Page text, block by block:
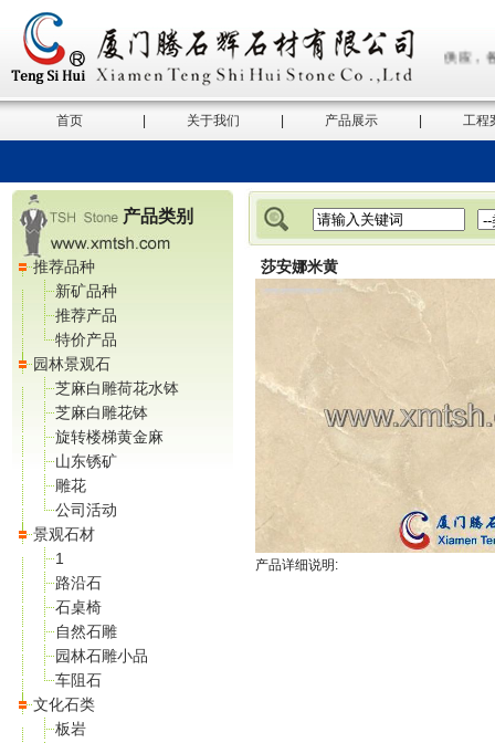
铺石，供应商，厦门石材加工厂，厦门大型工地石材供应商，工地石材供应，
首页 关于我们 产品展示 工程
产品类别
推荐品种
新矿品种
推荐产品
特价产品
园林景观石
芝麻白雕荷花水钵
芝麻白雕花钵
旋转楼梯黄金麻
山东锈矿
雕花
公司活动
景观石材
1
路沿石
石桌椅
自然石雕
园林石雕小品
车阻石
文化石类
板岩
莎安娜米黄
产品详细说明: